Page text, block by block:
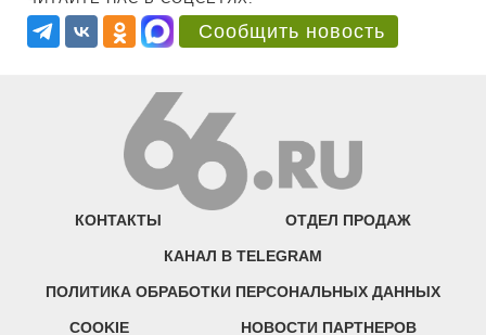
Сообщить новость
КОНТАКТЫ ОТДЕЛ ПРОДАЖ
КАНАЛ В TELEGRAM
ПОЛИТИКА ОБРАБОТКИ ПЕРСОНАЛЬНЫХ ДАННЫХ
COOKIE НОВОСТИ ПАРТНЕРОВ